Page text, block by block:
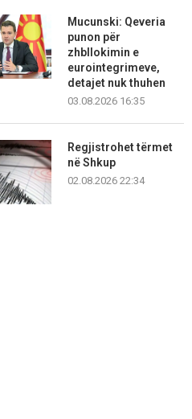
Mucunski: Qeveria
punon për
zhbllokimin e
eurointegrimeve,
detajet nuk thuhen
03.08.2026 16:35
Regjistrohet tërmet
në Shkup
02.08.2026 22:34